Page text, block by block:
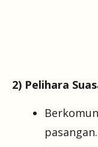
2) Pelihara
pasangan.